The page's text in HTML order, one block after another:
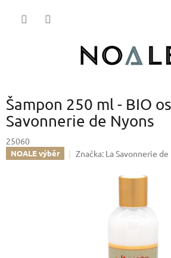
Šampon 250 ml - BIO
Savonnerie de Nyons
25060
NOALE výběr Značka: La Savonnerie de